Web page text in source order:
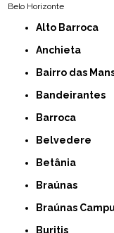
Belo Horizonte
Alto Barroca
Anchieta
Bairro das
Bandeirantes
Barroca
Belvedere
Betânia
Braúnas
Braúnas
Buritis